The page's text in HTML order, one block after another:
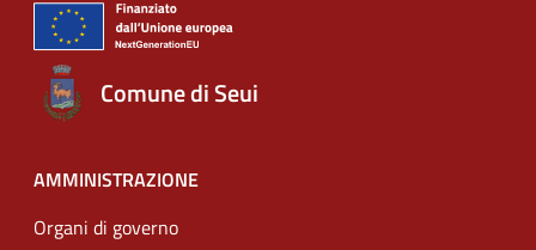
Comune di Seui
AMMINISTRAZIONE
Organi di governo